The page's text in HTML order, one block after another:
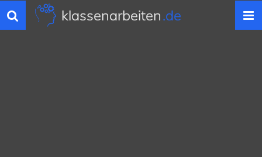
Toggle
navigation
klassenarbeiten.de